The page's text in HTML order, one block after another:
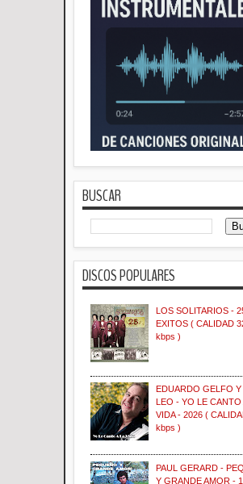
BUSCAR
DISCOS POPULARES
LOS SOLITARIOS -
EXITOS ( CALIDAD
kbps )
EDUARDO GELFO Y
LEO - YO LE CANTO
VIDA - 2026 (
kbps )
PAUL GERARD -
Y GRANDE AMOR -